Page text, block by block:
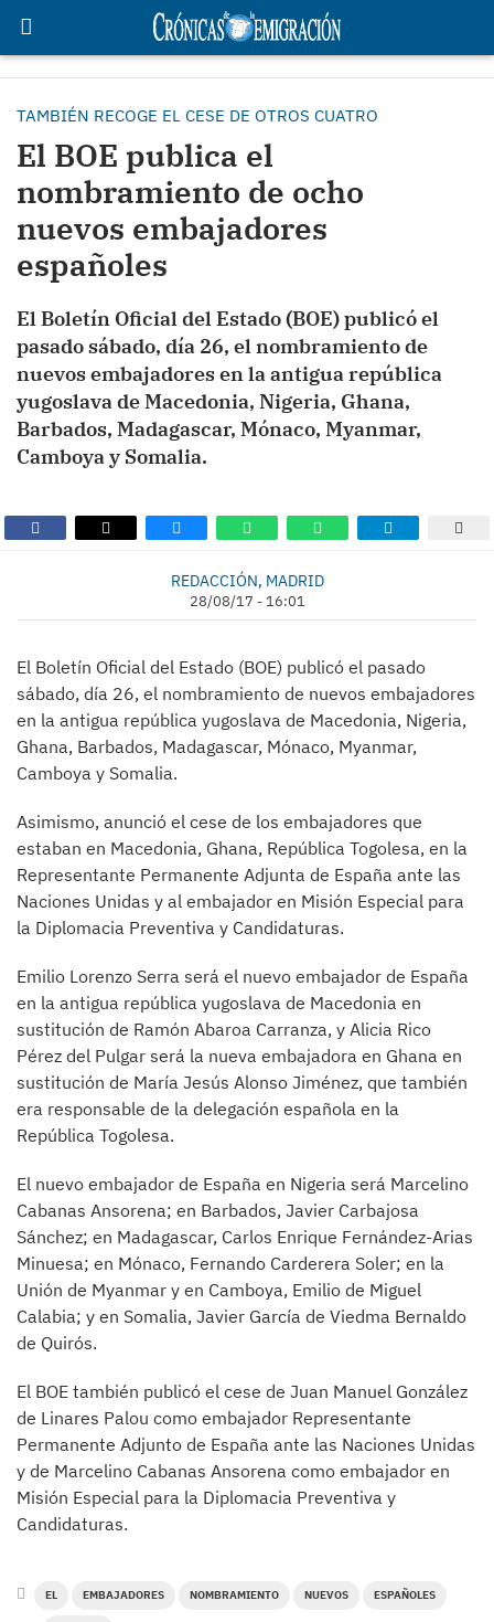
TAMBIÉN RECOGE EL CESE DE OTROS CUATRO
El BOE publica el
nombramiento de ocho
nuevos embajadores
españoles
El Boletín Oficial del Estado (BOE) publicó el
pasado sábado, día 26, el nombramiento de
nuevos embajadores en la antigua república
yugoslava de Macedonia, Nigeria, Ghana,
Barbados, Madagascar, Mónaco, Myanmar,
Camboya y Somalia.
REDACCIÓN, MADRID
28/08/17 - 16:01
El Boletín Oficial del Estado (BOE) publicó el pasado
sábado, día 26, el nombramiento de nuevos embajadores
en la antigua república yugoslava de Macedonia, Nigeria,
Ghana, Barbados, Madagascar, Mónaco, Myanmar,
Camboya y Somalia.
Asimismo, anunció el cese de los embajadores que
estaban en Macedonia, Ghana, República Togolesa, en la
Representante Permanente Adjunta de España ante las
Naciones Unidas y al embajador en Misión Especial para
la Diplomacia Preventiva y Candidaturas.
Emilio Lorenzo Serra será el nuevo embajador de España
en la antigua república yugoslava de Macedonia en
sustitución de Ramón Abaroa Carranza, y Alicia Rico
Pérez del Pulgar será la nueva embajadora en Ghana en
sustitución de María Jesús Alonso Jiménez, que también
era responsable de la delegación española en la
República Togolesa.
El nuevo embajador de España en Nigeria será Marcelino
Cabanas Ansorena; en Barbados, Javier Carbajosa
Sánchez; en Madagascar, Carlos Enrique Fernández-Arias
Minuesa; en Mónaco, Fernando Carderera Soler; en la
Unión de Myanmar y en Camboya, Emilio de Miguel
Calabia; y en Somalia, Javier García de Viedma Bernaldo
de Quirós.
El BOE también publicó el cese de Juan Manuel González
de Linares Palou como embajador Representante
Permanente Adjunto de España ante las Naciones Unidas
y de Marcelino Cabanas Ansorena como embajador en
Misión Especial para la Diplomacia Preventiva y
Candidaturas.
EL EMBAJADORES NOMBRAMIENTO NUEVOS ESPAÑOLES